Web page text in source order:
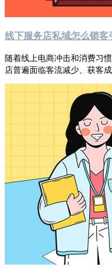
线下服务店私域怎么锁
随着线上电商冲击和消费习
店普遍面临客流减少、获客